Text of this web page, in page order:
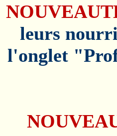
leurs
l'onglet